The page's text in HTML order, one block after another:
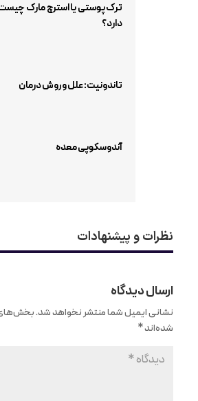
ترک پوستی یا استرچ مارک
دارد؟
تاندونیت: علل و روش درمان
آندوسکوپی معده
نظرات و پیشنهادات
ارسال دیدگاه
نشانی ایمیل شما منتشر نخواهد شد.بخش‌های
شده‌اند*